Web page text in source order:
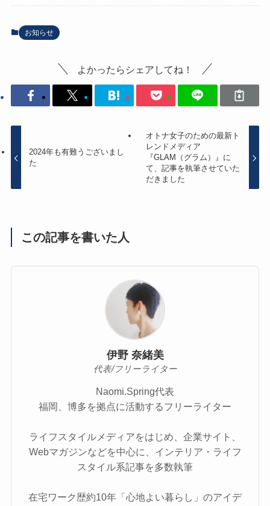
お知らせ
よかったらシェアしてね！
2024年も有難うございまし
た
オトナ女子のための最新ト
レンドメディア
『GLAM（グラム）』に
て、記事を執筆させていた
だきました
この記事を書いた人
伊野 奈緒美
代表/フリーライター
Naomi.Spring代表
福岡、博多を拠点に活動するフリーライター
ライフスタイルメディアをはじめ、企業サイト、
Webマガジンなどを中心に、インテリア・ライフ
スタイル系記事を多数執筆
在宅ワーク歴約10年「心地よい暮らし」のアイデ